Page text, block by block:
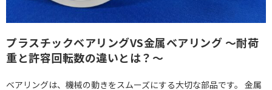
プラスチックベアリングVS金属ベアリング ～耐荷
重と許容回転数の違いとは？～
ベアリングは、機械の動きをスムーズにする大切な部品です。 金属